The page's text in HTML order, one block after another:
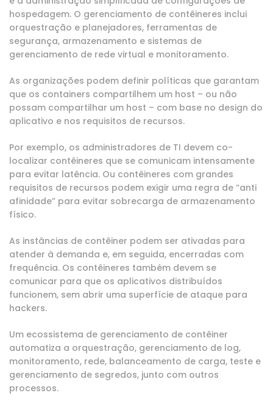
hospedagem. O gerenciamento de contêineres inclui
orquestração e planejadores, ferramentas de
segurança, armazenamento e sistemas de
gerenciamento de rede virtual e monitoramento.
As organizações podem definir políticas que garantam
que os containers compartilhem um host – ou não
possam compartilhar um host – com base no design do
aplicativo e nos requisitos de recursos.
Por exemplo, os administradores de TI devem co-
localizar contêineres que se comunicam intensamente
para evitar latência. Ou contêineres com grandes
requisitos de recursos podem exigir uma regra de “anti
afinidade” para evitar sobrecarga de armazenamento
físico.
As instâncias de contêiner podem ser ativadas para
atender à demanda e, em seguida, encerradas com
frequência. Os contêineres também devem se
comunicar para que os aplicativos distribuídos
funcionem, sem abrir uma superfície de ataque para
hackers.
Um ecossistema de gerenciamento de contêiner
automatiza a orquestração, gerenciamento de log,
monitoramento, rede, balanceamento de carga, teste e
gerenciamento de segredos, junto com outros
processos.